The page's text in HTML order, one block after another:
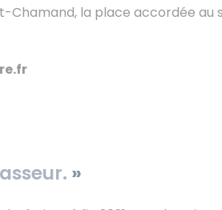
la place accordée
»